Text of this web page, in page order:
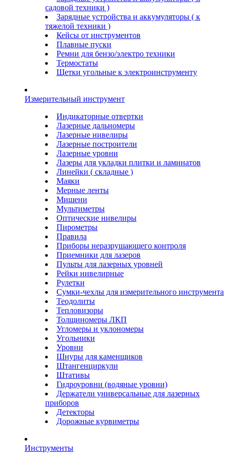
садовой техники )
Зарядные устройства и аккумуляторы ( к
тяжелой техники )
Кейсы от инструментов
Плавные пуски
Ремни для бензо/электро техники
Термостаты
Щетки угольные к электроинструменту
Измерительный инструмент
Индикаторные отвертки
Лазерные дальномеры
Лазерные нивелиры
Лазерные построители
Лазерные уровни
Лазеры для укладки плитки и ламинатов
Линейки ( складные )
Маяки
Мерные ленты
Мишени
Мультиметры
Оптические нивелиры
Пирометры
Правила
Приборы неразрушающего контроля
Приемники для лазеров
Пульты для лазерных уровней
Рейки нивелирные
Рулетки
Сумки-чехлы для измерительного инструмента
Теодолиты
Тепловизоры
Толщиномеры ЛКП
Угломеры и уклономеры
Угольники
Уровни
Шнуры для каменщиков
Штангенциркули
Штативы
Гидроуровни (водяные уровни)
Держатели универсальные для лазерных
приборов
Детекторы
Дорожные курвиметры
Инструменты